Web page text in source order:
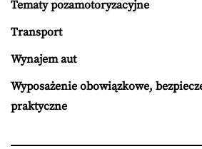
Tematy pozamotoryzacyjne
Transport
Wynajem aut
Wyposażenie obowiązkowe,
praktyczne